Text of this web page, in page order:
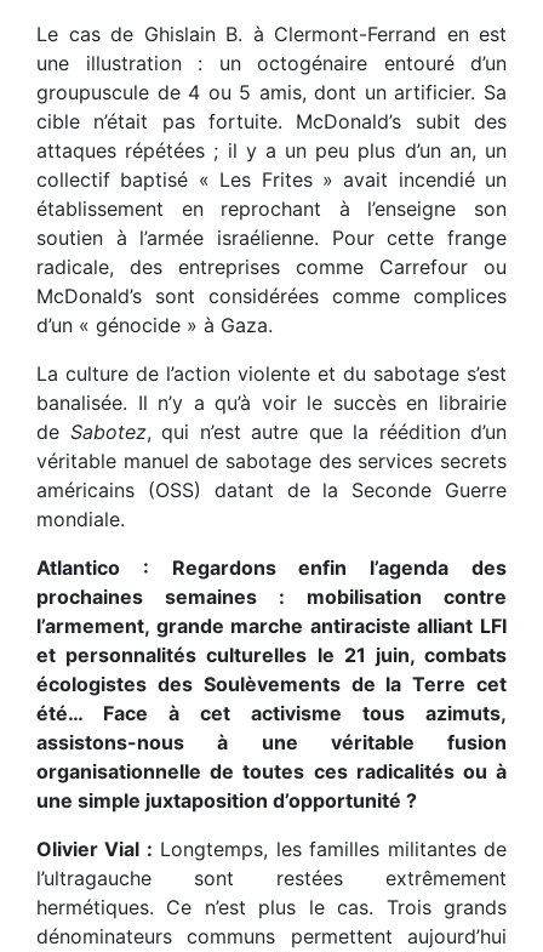
Le cas de Ghislain B. à Clermont-Ferrand en est
une illustration : un octogénaire entouré d’un
groupuscule de 4 ou 5 amis, dont un artificier. Sa
cible n’était pas fortuite. McDonald’s subit des
attaques répétées ; il y a un peu plus d’un an, un
collectif baptisé « Les Frites » avait incendié un
établissement en reprochant à l’enseigne son
soutien à l’armée israélienne. Pour cette frange
radicale, des entreprises comme Carrefour ou
McDonald’s sont considérées comme complices
d’un « génocide » à Gaza.
La culture de l’action violente et du sabotage s’est
banalisée. Il n’y a qu’à voir le succès en librairie
de Sabotez, qui n’est autre que la réédition d’un
véritable manuel de sabotage des services secrets
américains (OSS) datant de la Seconde Guerre
mondiale.
Atlantico : Regardons enfin l’agenda des
prochaines semaines : mobilisation contre
l’armement, grande marche antiraciste alliant LFI
et personnalités culturelles le 21 juin, combats
écologistes des Soulèvements de la Terre cet
été… Face à cet activisme tous azimuts,
assistons-nous à une véritable fusion
organisationnelle de toutes ces radicalités ou à
une simple juxtaposition d’opportunité ?
Olivier Vial : Longtemps, les familles militantes de
l’ultragauche sont restées extrêmement
hermétiques. Ce n’est plus le cas. Trois grands
dénominateurs communs permettent aujourd’hui